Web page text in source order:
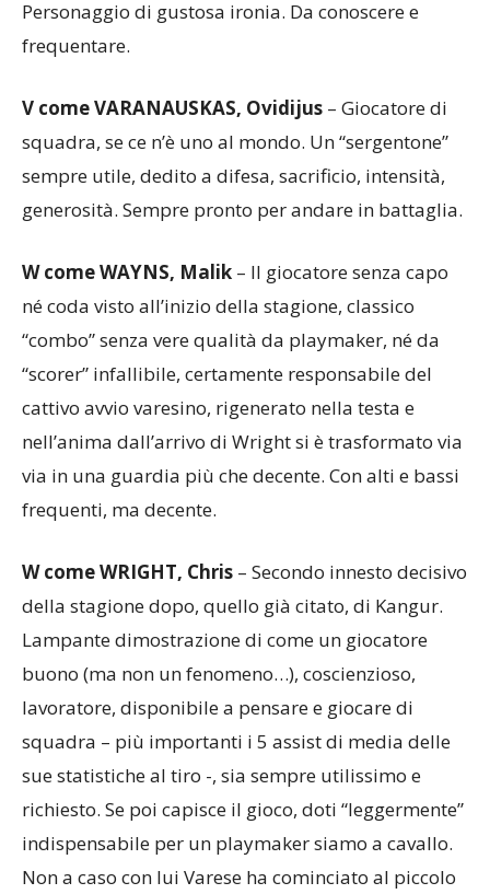
Personaggio di gustosa ironia. Da conoscere e
frequentare.
V come VARANAUSKAS, Ovidijus – Giocatore di
squadra, se ce n’è uno al mondo. Un “sergentone”
sempre utile, dedito a difesa, sacrificio, intensità,
generosità. Sempre pronto per andare in battaglia.
W come WAYNS, Malik – Il giocatore senza capo
né coda visto all’inizio della stagione, classico
“combo” senza vere qualità da playmaker, né da
“scorer” infallibile, certamente responsabile del
cattivo avvio varesino, rigenerato nella testa e
nell’anima dall’arrivo di Wright si è trasformato via
via in una guardia più che decente. Con alti e bassi
frequenti, ma decente.
W come WRIGHT, Chris – Secondo innesto decisivo
della stagione dopo, quello già citato, di Kangur.
Lampante dimostrazione di come un giocatore
buono (ma non un fenomeno…), coscienzioso,
lavoratore, disponibile a pensare e giocare di
squadra – più importanti i 5 assist di media delle
sue statistiche al tiro -, sia sempre utilissimo e
richiesto. Se poi capisce il gioco, doti “leggermente”
indispensabile per un playmaker siamo a cavallo.
Non a caso con lui Varese ha cominciato al piccolo